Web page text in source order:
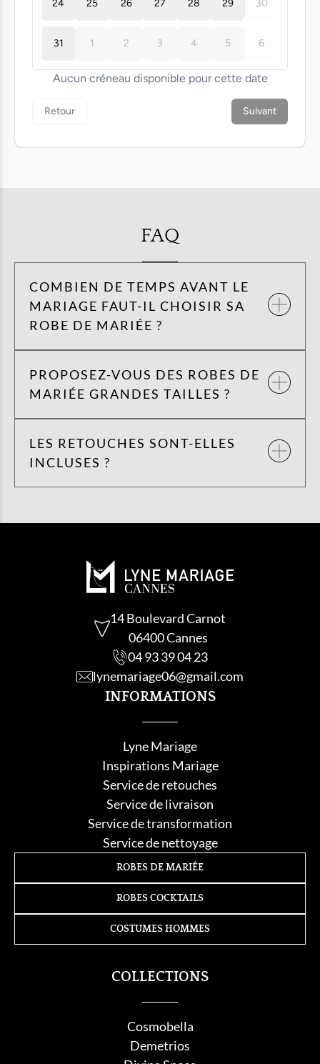
FAQ
COMBIEN DE TEMPS AVANT LE
MARIAGE FAUT-IL CHOISIR SA
ROBE DE MARIÉE ?
PROPOSEZ-VOUS DES ROBES DE
MARIÉE GRANDES TAILLES ?
LES RETOUCHES SONT-ELLES
INCLUSES ?
14 Boulevard Carnot
06400 Cannes
04 93 39 04 23
lynemariage06@gmail.com
INFORMATIONS
Lyne Mariage
Inspirations Mariage
Service de retouches
Service de livraison
Service de transformation
Service de nettoyage
COLLECTIONS
Cosmobella
Demetrios
ROBES DE MARIÉE
ROBES COCKTAILS
COSTUMES HOMMES